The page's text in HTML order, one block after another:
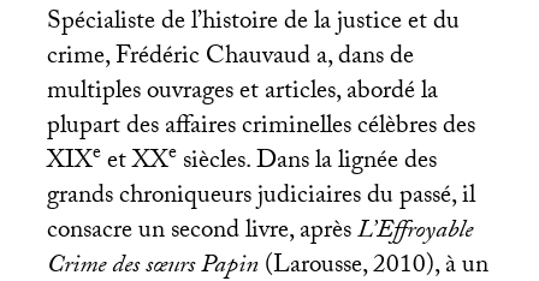
Spécialiste de l’histoire de la justice et du
crime, Frédéric Chauvaud a, dans de
multiples ouvrages et articles, abordé la
plupart des affaires criminelles célèbres des
XIXeetXXesiècles. Dans la lignée des
grands chroniqueurs judiciaires du passé, il
consacre un second livre, aprèsL’Effroyable
Crime des sœurs Papin(Larousse, 2010), à un